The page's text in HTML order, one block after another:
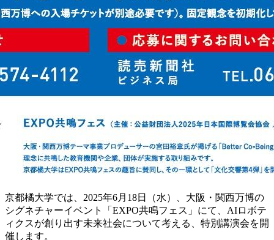
京都橘大学では、2025年6月18日（水）、大阪・関西万博の
シグネチャーイベント「EXPO共鳴フェス」にて、AIロボテ
ィクスが創り出す未来社会について考える、特別講演会を開
催します。